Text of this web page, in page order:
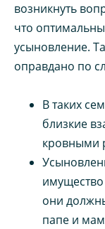
возникнуть
что
усыновление.
оправдано по
В таких
близкие
кровными
они
папе и